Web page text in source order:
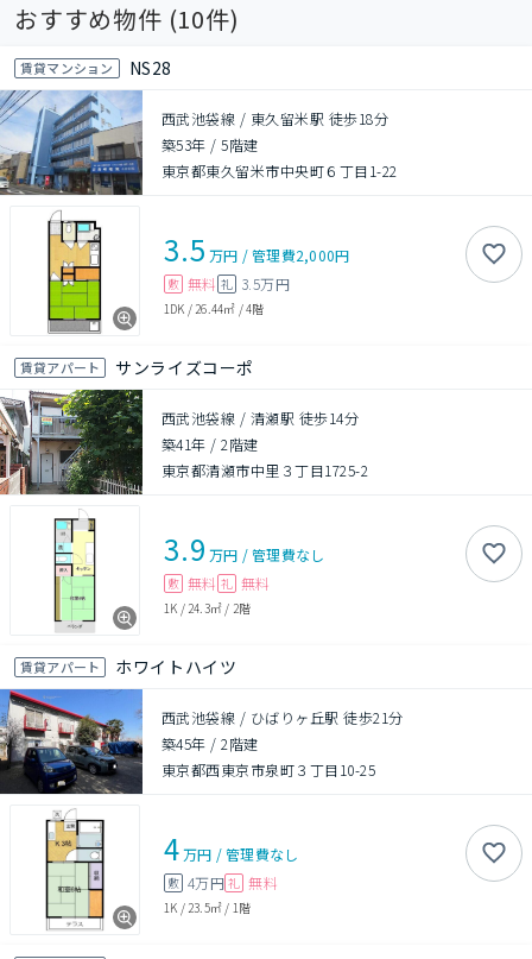
おすすめ物件 (10件)
賃貸マンション NS28
西武池袋線 / 東久留米駅 徒歩18分
築53年 /5階建
東京都東久留米市中央町６丁目1-22
3.5 万円 /管理費2,000円
敷 無料 礼 3.5万円
1DK / 26.44㎡ /4階
賃貸アパート サンライズコーポ
西武池袋線 / 清瀬駅 徒歩14分
築41年 /2階建
東京都清瀬市中里３丁目1725-2
3.9 万円 /管理費なし
敷 無料 礼 無料
1K / 24.3㎡ / 2階
賃貸アパート ホワイトハイツ
西武池袋線 / ひばりヶ丘駅 徒歩21分
築45年 /2階建
東京都西東京市泉町３丁目10-25
4万円 /管理費なし
敷 4万円 礼 無料
1K / 23.5㎡ / 1階